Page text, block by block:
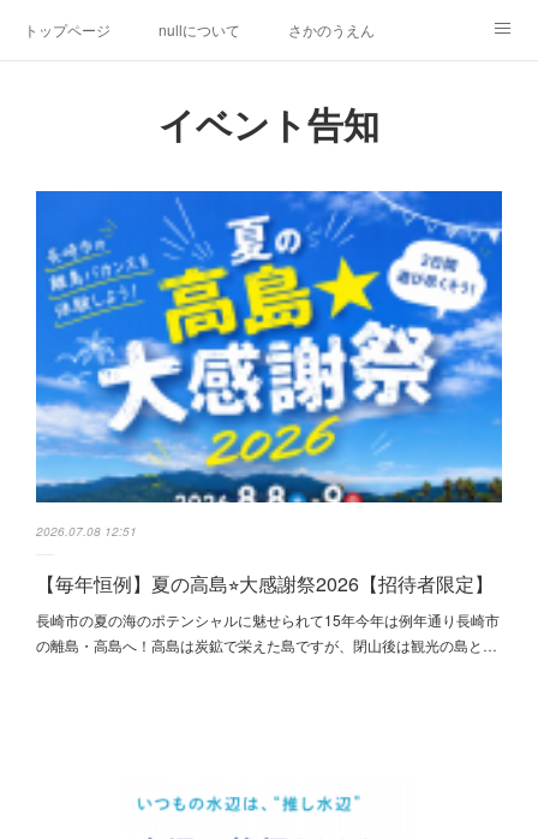
トップページ nullについて さかのうえん
inspired by null その他の活動
イベント告知
2026.07.08 12:51
【毎年恒例】夏の高島⭐︎大感謝祭2026【招待者限定】
長崎市の夏の海のポテンシャルに魅せられて15年今年は例年通り長崎市
の離島・高島へ！高島は炭鉱で栄えた島ですが、閉山後は観光の島と…